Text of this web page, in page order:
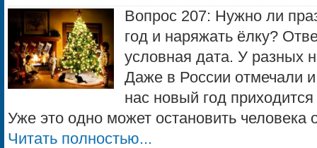
Вопрос 207: Нужно ли
год и наряжать ёлку?
условная дата. У разных
Даже в России отмечали
нас новый год
Уже это одно может остановить человека
Читать полностью...